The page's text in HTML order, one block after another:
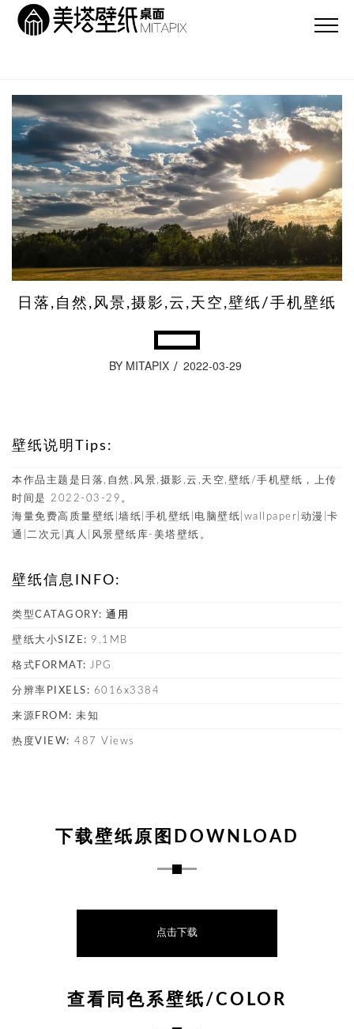
日落,自然,风景,摄影,云,天空,壁纸/手机壁纸
BY MITAPIX 2022-03-29
壁纸说明Tips:
本作品主题是日落,自然,风景,摄影,云,天空,壁纸/手机壁纸，上传
时间是 2022-03-29。
海量免费高质量壁纸|墙纸|手机壁纸|电脑壁纸|wallpaper|动漫|卡
通|二次元|真人|风景壁纸库-美塔壁纸。
壁纸信息INFO:
类型CATAGORY: 通用
壁纸大小SIZE: 9.1MB
格式FORMAT: JPG
分辨率PIXELS: 6016x3384
来源FROM: 未知
热度VIEW: 487 Views
下载壁纸原图DOWNLOAD
点击下载
查看同色系壁纸/COLOR